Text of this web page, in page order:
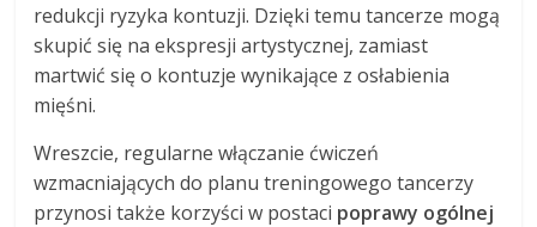
redukcji ryzyka kontuzji. Dzięki temu tancerze mogą
skupić się na ekspresji artystycznej, zamiast
martwić się o kontuzje wynikające z osłabienia
mięśni.
Wreszcie, regularne włączanie ćwiczeń
wzmacniających do planu treningowego tancerzy
przynosi także korzyści w postaci poprawy ogólnej